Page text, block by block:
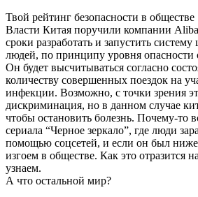
Твой рейтинг безопасности в обществе
Власти Китая поручили компании
сроки разработать и запустить
людей, по принципу уровня опасности
Он будет высчитываться согласно
количеству совершенных поездок на
инфекции. Возможно, с точки зрения
дискриминация, но в данном случае
чтобы остановить болезнь. Почему-то
сериала “Черное зеркало”, где люди
помощью соцсетей, и если он был ниже
изгоем в обществе. Как это отразится
узнаем.
А что остальной мир?